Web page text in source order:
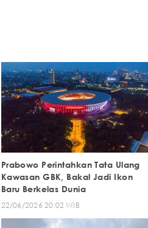
Prabowo Perintahkan Tata Ulang
Kawasan GBK, Bakal Jadi Ikon
Baru Berkelas Dunia
22/06/2026 20:02 WIB